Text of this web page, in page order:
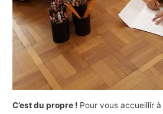
C’est du propre ! Pour vous accueillir